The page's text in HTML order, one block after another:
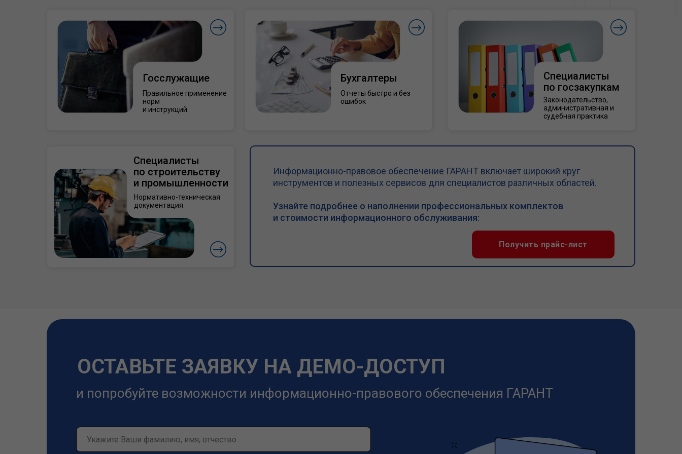
Госслужащие
Правильное применение
норм
и инструкций
Бухгалтеры
Отчеты быстро и без
ошибок
Специалисты
по госзакупкам
Законодательство,
административная и
судебная практика
Получить прайс-лист
Специалисты
по строительству
и промышленности
Нормативно-техническая
документация
Информационно-правовое обеспечение ГАРАНТ включает широкий круг
инструментов и полезных сервисов для специалистов различных областей.
Узнайте подробнее о наполнении профессиональных комплектов
и стоимости информационного обслуживания:
и попробуйте возможности информационно-правового обеспечения ГАРАНТ
ОСТАВЬТЕ ЗАЯВКУ НА ДЕМО-ДОСТУП